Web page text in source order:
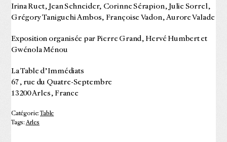
Irina Ruet, Jean Schneider, Corinne Sérapion, Julie Sorrel,
Grégory Taniguchi Ambos, Françoise Vadon, Aurore Valade
Exposition organisée par Pierre Grand, Hervé Humbert et
Gwénola Ménou
La Table d’Immédiats
67, rue du Quatre-Septembre
13200 Arles, France
Catégorie: Table
Tags: Arles